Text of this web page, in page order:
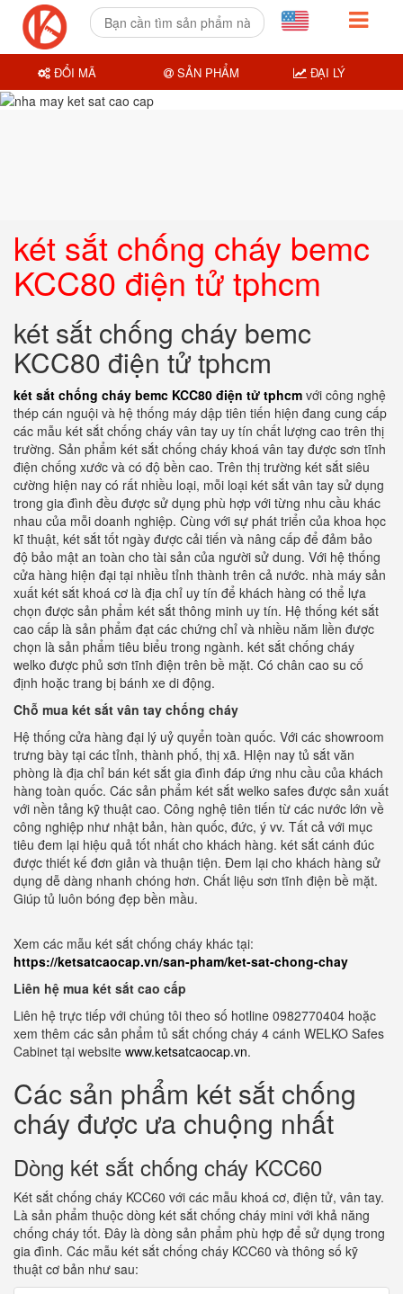
két sắt chống cháy bemc
KCC80 điện tử tphcm
két sắt chống cháy bemc
KCC80 điện tử tphcm
két sắt chống cháy bemc KCC80 điện tử tphcm với công nghệ
thép cán nguội và hệ thống máy dập tiên tiến hiện đang cung cấp
các mẫu két sắt chống cháy vân tay uy tín chất lượng cao trên thị
trường. Sản phẩm két sắt chống cháy khoá vân tay được sơn tĩnh
điện chống xước và có độ bền cao. Trên thị trường két sắt siêu
cường hiện nay có rất nhiều loại, mỗi loại két sắt vân tay sử dụng
trong gia đình đều được sử dụng phù hợp với từng nhu cầu khác
nhau của mỗi doanh nghiệp. Cùng với sự phát triển của khoa học
kĩ thuật, két sắt tốt ngày được cải tiến và nâng cấp để đảm bảo
độ bảo mật an toàn cho tài sản của người sử dung. Với hệ thống
cửa hàng hiện đại tại nhiều tỉnh thành trên cả nước. nhà máy sản
xuất két sắt khoá cơ là địa chỉ uy tín để khách hàng có thể lựa
chọn được sản phẩm két sắt thông minh uy tín. Hệ thống két sắt
cao cấp là sản phẩm đạt các chứng chỉ và nhiều năm liền được
chọn là sản phẩm tiêu biểu trong ngành. két sắt chống cháy
welko được phủ sơn tĩnh điện trên bề mặt. Có chân cao su cố
định hoặc trang bị bánh xe di động.
Chỗ mua két sắt vân tay chống cháy
Hệ thống cửa hàng đại lý uỷ quyển toàn quốc. Với các showroom
trưng bày tại các tỉnh, thành phố, thị xã. HIện nay tủ sắt văn
phòng là địa chỉ bán két sắt gia đình đáp ứng nhu cầu của khách
hàng toàn quốc. Các sản phẩm két sắt welko safes được sản xuất
với nền tảng kỹ thuật cao. Công nghệ tiên tiến từ các nước lớn về
công nghiệp như nhật bản, hàn quốc, đức, ý vv. Tất cả với mục
tiêu đem lại hiệu quả tốt nhất cho khách hàng. két sắt cánh đúc
được thiết kế đơn giản và thuận tiện. Đem lại cho khách hàng sử
dụng dễ dàng nhanh chóng hơn. Chất liệu sơn tĩnh điện bề mặt.
Giúp tủ luôn bóng đẹp bền mầu.
Xem các mẫu két sắt chống cháy khác tại:
https://ketsatcaocap.vn/san-pham/ket-sat-chong-chay
Liên hệ mua két sắt cao cấp
Liên hệ trực tiếp với chúng tôi theo số hotline 0982770404 hoặc
xem thêm các sản phẩm tủ sắt chống cháy 4 cánh WELKO Safes
Cabinet tại website www.ketsatcaocap.vn.
Các sản phẩm két sắt chống
cháy được ưa chuộng nhất
Dòng két sắt chống cháy KCC60
Két sắt chống cháy KCC60 với các mẫu khoá cơ, điện tử, vân tay.
Là sản phẩm thuộc dòng két sắt chống cháy mini với khả năng
chống cháy tốt. Đây là dòng sản phẩm phù hợp để sử dụng trong
gia đình. Các mẫu két sắt chống cháy KCC60 và thông số kỹ
thuật cơ bản như sau:
ĐỔI MÃ SẢN PHẨM ĐẠI LÝ